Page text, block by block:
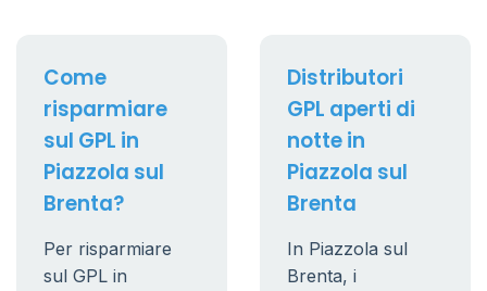
Come
risparmiare
sul GPL in
Piazzola sul
Brenta?
Per risparmiare
sul GPL in
Distributori
GPL aperti di
notte in
Piazzola sul
Brenta
In Piazzola sul
Brenta, i